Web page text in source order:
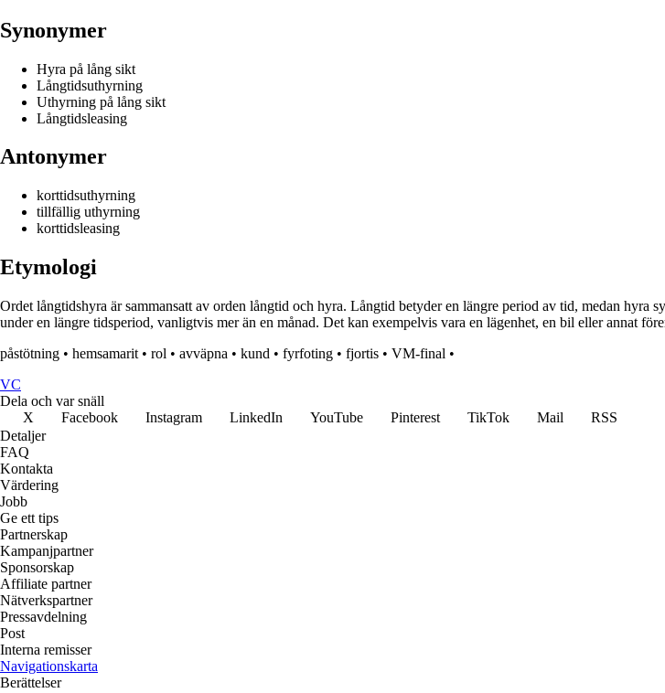
Synonymer
Hyra på lång sikt
Långtidsuthyrning
Uthyrning på lång sikt
Långtidsleasing
Antonymer
korttidsuthyrning
tillfällig uthyrning
korttidsleasing
Etymologi
Ordet långtidshyra är sammansatt av orden långtid och hyra. Långtid betyder en längre period av tid, medan hyra
under en längre tidsperiod, vanligtvis mer än en månad. Det kan exempelvis vara en lägenhet, en bil eller annat
påstötning • hemsamarit • rol • avväpna • kund • fyrfoting • fjortis • VM-final •
VC
Dela och var snäll
X
Facebook Instagram LinkedIn YouTube Pinterest TikTok Mail
RSS
Detaljer
FAQ
Kontakta
Värdering
Jobb
Ge ett tips
Partnerskap
Kampanjpartner
Sponsorskap
Affiliate partner
Nätverkspartner
Pressavdelning
Post
Interna remisser
Navigationskarta
Berättelser